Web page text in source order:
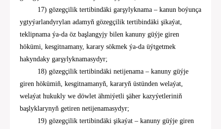
17) gözegçilik tertibindäki garşylyknama – kanun boýunça
ygtyýarlandyrylan adamyň gözegçilik tertibindäki şikaýat,
teklipnama ýa-da öz başlangyjy bilen kanuny güýje giren
hökümi, kesgitnamany, karary sökmek ýa-da üýtgetmek
hakyndaky garşylyknamasydyr;
18) gözegçilik tertibindäki netijenama – kanuny güýje
giren hökümiň, kesgitnamanyň, kararyň üstünden welaýat,
welaýat hukukly we döwlet ähmiýetli şäher kazyýetleriniň
başlyklarynyň getiren netijenamasydyr;
19) gözegçilik tertibindäki şikaýat – kanuny güýje giren